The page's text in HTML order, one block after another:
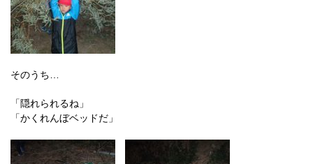
そのうち…
「隠れられるね」
「かくれんぼベッドだ」